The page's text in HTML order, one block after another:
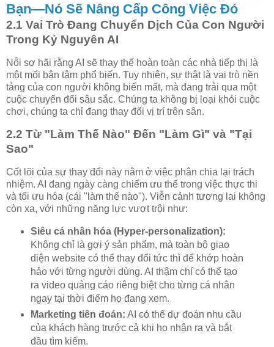
Bạn—Nó Sẽ Nâng Cấp Công Việc Đó
2.1 Vai Trò Đang Chuyển Dịch Của Con Người
Trong Kỷ Nguyên AI
Nỗi sợ hãi rằng AI sẽ thay thế hoàn toàn các nhà tiếp thị là
một mối bận tâm phổ biến. Tuy nhiên, sự thật là vai trò nền
tảng của con người không biến mất, mà đang trải qua một
cuộc chuyển đổi sâu sắc. Chúng ta không bị loại khỏi cuộc
chơi, chúng ta chỉ đang thay đổi vị trí trên sân.
2.2 Từ "Làm Thế Nào" Đến "Làm Gì" và "Tại
Sao"
Cốt lõi của sự thay đổi này nằm ở việc phân chia lại trách
nhiệm. AI đang ngày càng chiếm ưu thế trong việc thực thi
và tối ưu hóa (cái "làm thế nào"). Viễn cảnh tương lai không
còn xa, với những năng lực vượt trội như:
Siêu cá nhân hóa (Hyper-personalization):
Không chỉ là gợi ý sản phẩm, mà toàn bộ giao
diện website có thể thay đổi tức thì để khớp hoàn
hảo với từng người dùng. AI thậm chí có thể tạo
ra video quảng cáo riêng biệt cho từng cá nhân
ngay tại thời điểm họ đang xem.
Marketing tiên đoán: AI có thể dự đoán nhu cầu
của khách hàng trước cả khi họ nhận ra và bắt
đầu tìm kiếm.